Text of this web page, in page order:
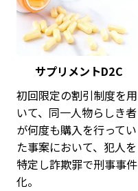
サプリメントD2C
初回限定の割引制度を用
いて、同一人物らしき者
が何度も購入を行ってい
た事案において、犯人を
特定し詐欺罪で刑事事件
化。